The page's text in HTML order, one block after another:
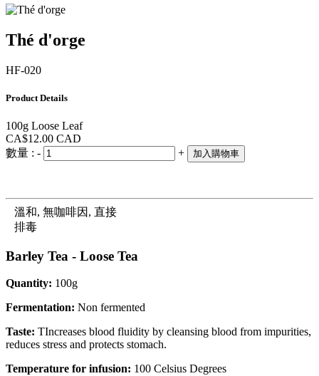
Thé d'orge
HF-020
Product Details
100g Loose Leaf
CA$12.00 CAD
數量 : - + 加入購物車
溫和, 無咖啡因, 直接
排毒
Barley Tea - Loose Tea
Quantity: 100g
Fermentation: Non fermented
Taste: TIncreases blood fluidity by cleansing blood from impurities,
reduces stress and protects stomach.
Temperature for infusion: 100 Celsius Degrees